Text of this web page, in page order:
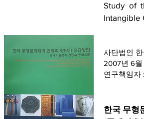
Study of
Intangible
사단법인
2007년 6월
연구책임자
한국 무형